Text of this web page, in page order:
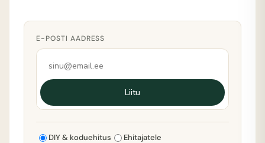
E-POSTI AADRESS
Liitu
DIY & koduehitus Ehitajatele